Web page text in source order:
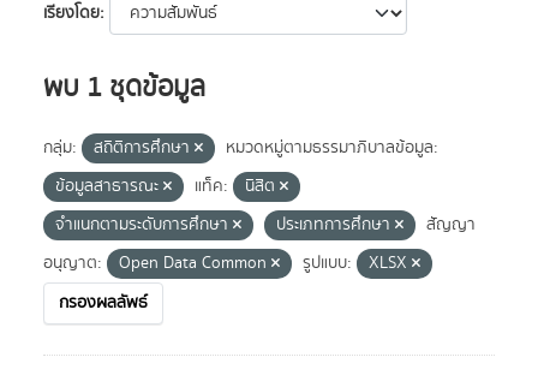
เรียงโดย
พบ 1 ชุดข้อมูล
กลุ่ม: สถิติการศึกษา
หมวดหมู่ตามธรรมาภิบาลข้อมูล:
ข้อมูลสาธารณะ
แท็ค:
นิสิต
จำแนกตามระดับการศึกษา
ประเภทการศึกษา
สัญญา
อนุญาต:
Open Data Common รูปแบบ:
XLSX
กรองผลลัพธ์